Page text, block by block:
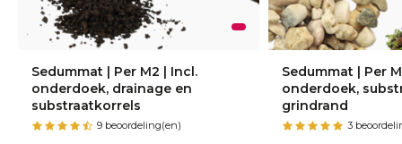
Sedummat | Per M2 | Incl.
onderdoek, drainage en
substraatkorrels
9 beoordeling(en)
Sedummat | Per
onderdoek,
grindrand
3